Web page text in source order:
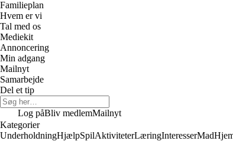
Familieplan
Hvem er vi
Tal med os
Mediekit
Annoncering
Min adgang
Mailnyt
Samarbejde
Del et tip
Log påBliv medlemMailnyt
Kategorier
UnderholdningHjælpSpilAktiviteterLæringInteresserMad